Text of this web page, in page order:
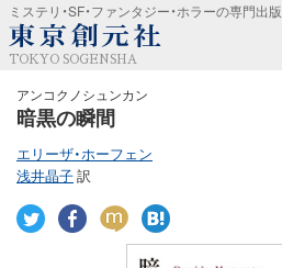
ミステリ・SF・ファンタジー・ホラーの専門出版
TOKYO SOGENSHA
アンコクノシュンカン
暗黒の瞬間
エリーザ・ホーフェン
浅井晶子訳